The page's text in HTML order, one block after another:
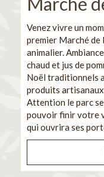
Venez vivre un
premier Marché de
animalier.
chaud et jus de
Noël traditionnels
produits
Attention le parc
pouvoir finir votre
qui ouvrira ses